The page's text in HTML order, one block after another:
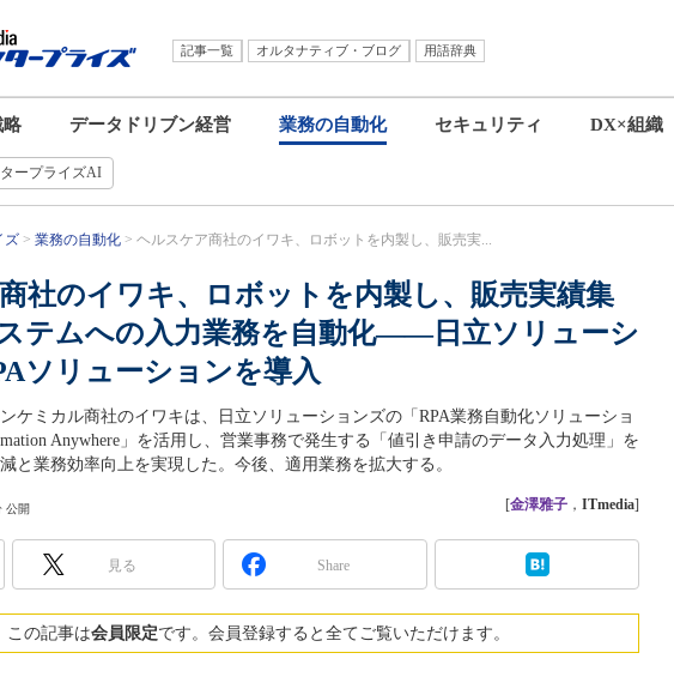
記事一覧 オルタナティブ・ブログ
用語辞典
略 データドリブン経営 業務の自動化 セキュリティ DX×組織
ープライズAI
ズ 業務の自動化 ヘルスケア商社のイワキ、ロボットを内製し、販売実...
社のイワキ、ロボットを内製し、販売実績集
テムへの入力業務を自動化――日立ソリューシ
ソリューションを導入
ケミカル商社のイワキは、日立ソリューションズの「RPA業務自動化ソリューショ
Anywhere」を活用し、営業事務で発生する「値引き申請のデータ入力処理」を
と業務効率向上を実現した。今後、適用業務を拡大する。
公開 [金澤雅子 ， ITmedia]
見る Share
この記事は会員限定です。会員登録すると全てご覧いただけます。